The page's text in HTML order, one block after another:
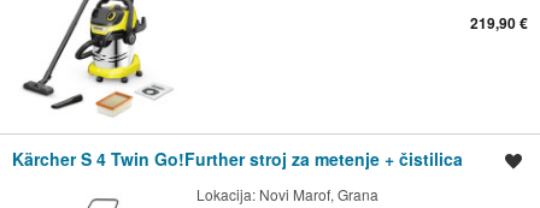
219,90 €
Kärcher S 4 Twin Go!Further stroj za metenje + čistilica
Lokacija: Novi Marof, Grana